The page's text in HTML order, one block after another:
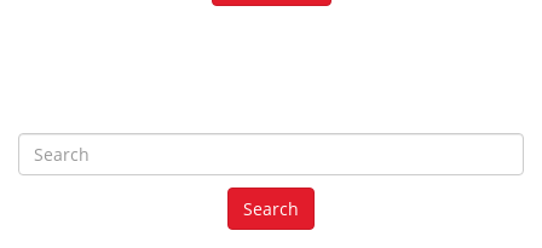
e
a
r
Search